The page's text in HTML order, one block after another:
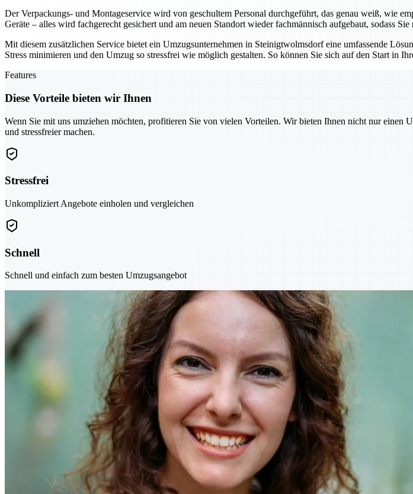
Der Verpackungs- und Montageservice wird von geschultem Personal durchgeführt, das genau weiß, wie
Geräte – alles wird fachgerecht gesichert und am neuen Standort wieder fachmännisch aufgebaut, sodass
Mit diesem zusätzlichen Service bietet ein Umzugsunternehmen in Steinigtwolmsdorf eine umfassende
Stress minimieren und den Umzug so stressfrei wie möglich gestalten. So können Sie sich auf den Start in
Features
Diese Vorteile bieten wir Ihnen
Wenn Sie mit uns umziehen möchten, profitieren Sie von vielen Vorteilen. Wir bieten Ihnen nicht nur
und stressfreier machen.
Stressfrei
Unkompliziert Angebote einholen und vergleichen
Schnell
Schnell und einfach zum besten Umzugsangebot